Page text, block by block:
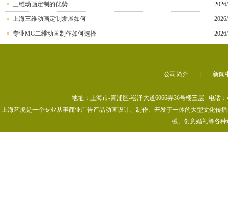
三维动画定制的优势
上海三维动画定制发展如何
专业MG二维动画制作如何选择
公司简介 新闻
地址：上海市-青浦区-崧泽大道6066弄36号楼三层 电话
上海艺虎是一个专业从事商业广告产品动画设计、制作、开发于一体的大型文化传
械、创意婚礼等各